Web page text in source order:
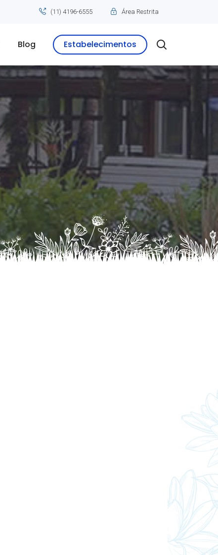
(11) 4196-6555 Área Restrita
Blog Estabelecimentos